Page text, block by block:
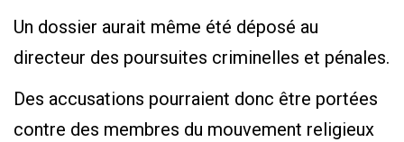
Un dossier aurait même été déposé au
directeur des poursuites criminelles et pénales.
Des accusations pourraient donc être portées
contre des membres du mouvement religieux